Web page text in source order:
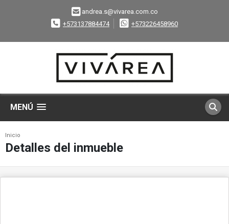
andrea.s@vivarea.com.co
+573137884474
+573226458960
MENÚ
Inicio
Detalles del inmueble